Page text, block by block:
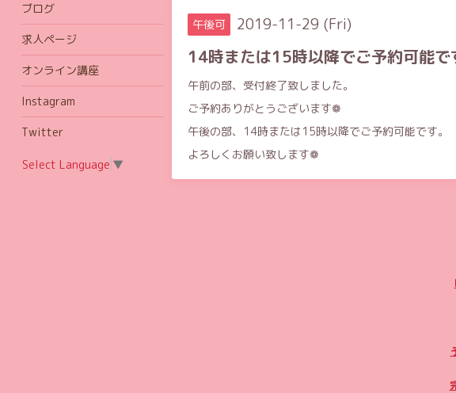
午後可 2019-11-29 (Fri)
14時または15時以降でご予約可能
午前の部、受付終了致しました。
ご予約ありがとうございます❁
午後の部、14時または15時以降でご予約可能です。
よろしくお願い致します❁
ブログ
求人ページ
オンライン講座
Instagram
Twitter
Select Language ▼